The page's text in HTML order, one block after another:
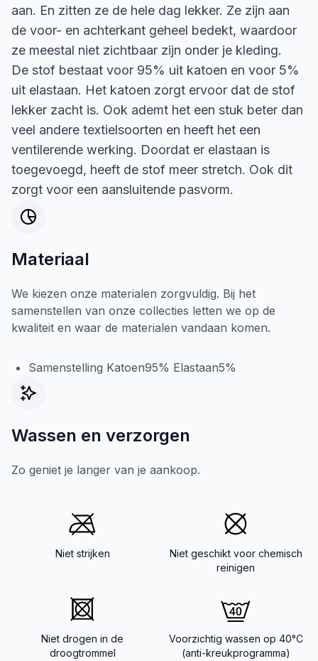
aan. En zitten ze de hele dag lekker. Ze zijn aan
de voor- en achterkant geheel bedekt, waardoor
ze meestal niet zichtbaar zijn onder je kleding.
De stof bestaat voor 95% uit katoen en voor 5%
uit elastaan. Het katoen zorgt ervoor dat de stof
lekker zacht is. Ook ademt het een stuk beter dan
veel andere textielsoorten en heeft het een
ventilerende werking. Doordat er elastaan is
toegevoegd, heeft de stof meer stretch. Ook dit
zorgt voor een aansluitende pasvorm.
Materiaal
We kiezen onze materialen zorgvuldig. Bij het
samenstellen van onze collecties letten we op de
kwaliteit en waar de materialen vandaan komen.
Samenstelling Katoen95% Elastaan5%
Wassen en verzorgen
Zo geniet je langer van je aankoop.
Niet strijken
Niet geschikt voor chemisch
reinigen
Niet drogen in de
droogtrommel
Voorzichtig wassen op 40°C
(anti-kreukprogramma)